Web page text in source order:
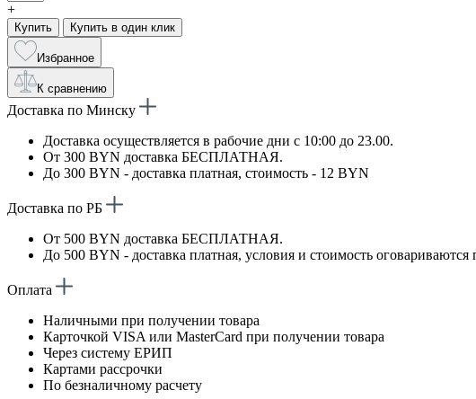
+
Купить Купить в один клик
Избранное
К сравнению
Доставка по Минску
Доставка осуществляется в рабочие дни с 10:00 до 23.00.
От 300 BYN доставка БЕСПЛАТНАЯ.
До 300 BYN - доставка платная, стоимость - 12 BYN
Доставка по РБ
От 500 BYN доставка БЕСПЛАТНАЯ.
До 500 BYN - доставка платная, условия и стоимость оговариваются
Оплата
Наличными при получении товара
Карточкой VISA или MasterCard при получении товара
Через систему ЕРИП
Картами рассрочки
По безналичному расчету